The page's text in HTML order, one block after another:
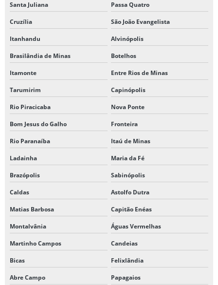
Santa Juliana Passa Quatro
Cruzília São João Evangelista
Itanhandu Alvinópolis
Brasilândia de Minas Botelhos
Itamonte Entre Rios de Minas
Tarumirim Capinópolis
Rio Piracicaba Nova Ponte
Bom Jesus do Galho Fronteira
Rio Paranaíba Itaú de Minas
Ladainha Maria da Fé
Brazópolis Sabinópolis
Caldas Astolfo Dutra
Matias Barbosa Capitão Enéas
Montalvânia Águas Vermelhas
Martinho Campos Candeias
Bicas Felixlândia
Abre Campo Papagaios